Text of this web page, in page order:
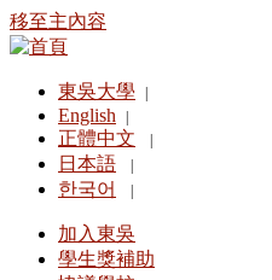
移至主內容
東吳大學
English
正體中文
日本語
한국어
加入東吳
學生獎補助